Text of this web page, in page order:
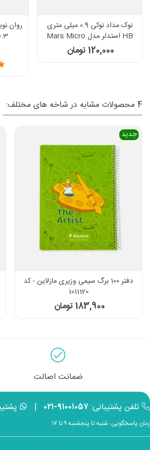
روان نویس استدلر مدل تریپلاس
Fineliner0.3 کد 334
95,000 تومان
4 محصولات مشابه در شاخه های مختلف:
جدید
دفتر 100 برگ سیمی وزیری مازلاین - کد
1011120
183,900 تومان
ضمانت اصالت
تلفن پشتیبانی: ۹۱۰۰۱۰۵۷-۰۲۱ |
زمان پاسخگویی: شنبه تا پنجشنبه ۹ تا ۱۷